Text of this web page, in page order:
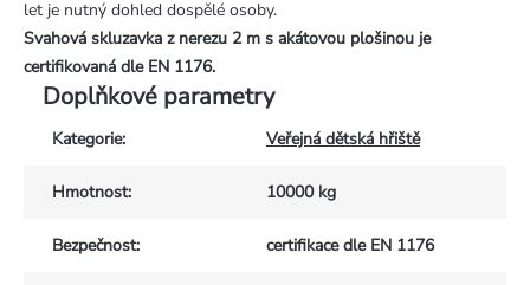
let je nutný dohled dospělé osoby.
Svahová skluzavka z nerezu 2 m s akátovou plošinou je
certifikovaná dle EN 1176.
Doplňkové parametry
Kategorie: Veřejná dětská hřiště
Hmotnost: 10000 kg
Bezpečnost: certifikace dle EN 1176